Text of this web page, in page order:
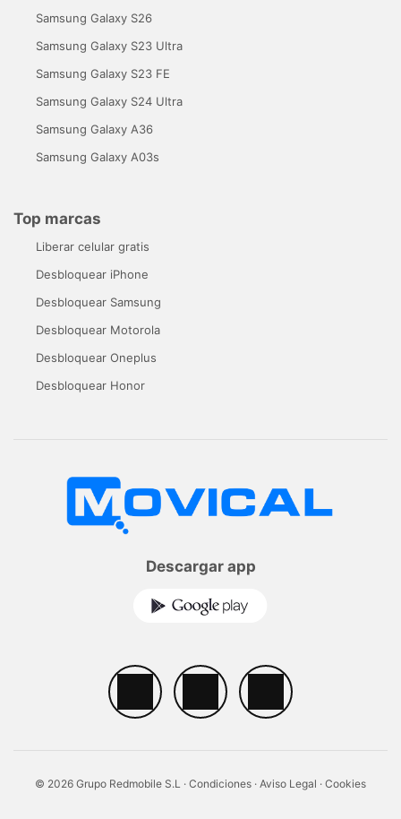
Samsung Galaxy S26
Samsung Galaxy S23 Ultra
Samsung Galaxy S23 FE
Samsung Galaxy S24 Ultra
Samsung Galaxy A36
Samsung Galaxy A03s
Top marcas
Liberar celular gratis
Desbloquear iPhone
Desbloquear Samsung
Desbloquear Motorola
Desbloquear Oneplus
Desbloquear Honor
Descargar app
© 2026 Grupo Redmobile S.L · Condiciones · Aviso Legal · Cookies